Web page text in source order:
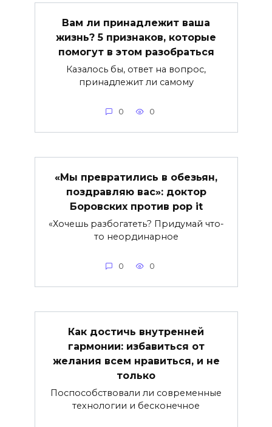
Вам ли принадлежит ваша
жизнь? 5 признаков, которые
помогут в этом разобраться
Казалось бы, ответ на вопрос,
принадлежит ли самому
0 0
«Мы превратились в обезьян,
поздравляю вас»: доктор
Боровских против pop it
«Хочешь разбогатеть? Придумай что-
то неординарное
0 0
Как достичь внутренней
гармонии: избавиться от
желания всем нравиться, и не
только
Поспособствовали ли современные
технологии и бесконечное